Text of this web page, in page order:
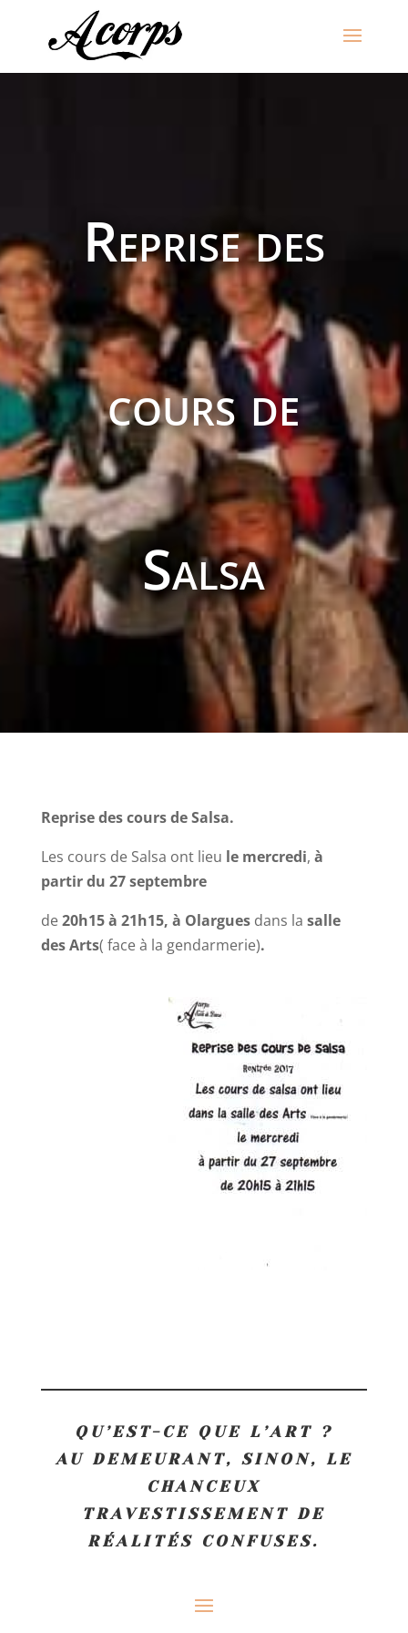
Reprise des
cours de
Salsa
Reprise des cours de Salsa.
Les cours de Salsa ont lieu le mercredi, à
partir du 27 septembre
de20h15 à 21h15, à Olargues dans la salle
des Arts( face à la gendarmerie).
QU’EST-CE QUE L’ART ?
AU DEMEURANT, SINON, LE
CHANCEUX
TRAVESTISSEMENT DE
RÉALITÉS CONFUSES.